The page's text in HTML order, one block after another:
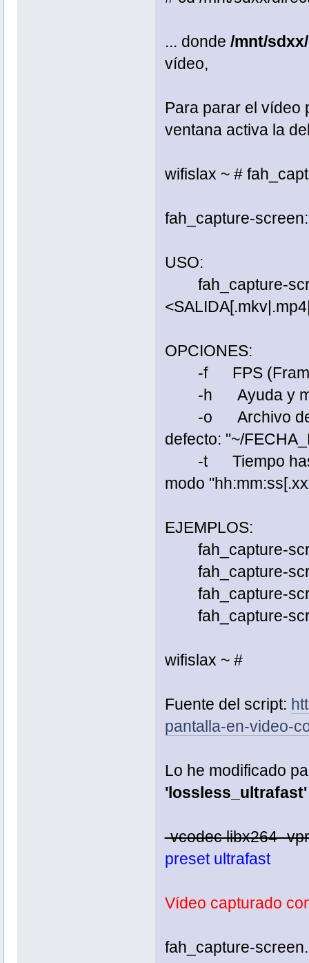
... donde /mnt/
vídeo,
Para parar el vídeo
ventana activa la
wifislax ~ #
fah_capture-
USO:
fah_capture-
OPCIONES:
-f FPS (Frames
-h Ayuda y
-o Archivo de
defecto: "~/
-t Tiempo hasta
modo
EJEMPLOS:
fah_capture-
fah_capture-
fah_capture-
fah_capture-
wifislax ~ #
Fuente del script:
pantalla-en-video-
Lo he modificado
-vcodec libx264 -
preset ultrafast
Vídeo capturado
fah_capture-screen.